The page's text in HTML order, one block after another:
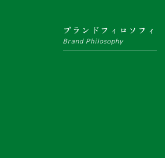
ブランドフィロソフィ
Brand Philosophy